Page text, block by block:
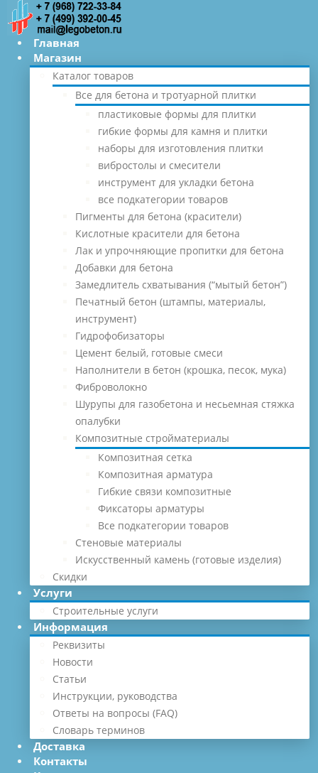
Главная
Магазин
Каталог товаров
Все для бетона и тротуарной плитки
пластиковые формы для плитки
гибкие формы для камня и плитки
наборы для изготовления плитки
вибростолы и смесители
инструмент для укладки бетона
все подкатегории товаров
Пигменты для бетона (красители)
Кислотные красители для бетона
Лак и упрочняющие пропитки для бетона
Добавки для бетона
Замедлитель схватывания (“мытый бетон”)
Печатный бетон (штампы, материалы,
инструмент)
Гидрофобизаторы
Цемент белый, готовые смеси
Наполнители в бетон (крошка, песок, мука)
Фиброволокно
Шурупы для газобетона и несьемная стяжка
опалубки
Композитные стройматериалы
Композитная сетка
Композитная арматура
Гибкие связи композитные
Фиксаторы арматуры
Все подкатегории товаров
Стеновые материалы
Искусственный камень (готовые изделия)
Скидки
Услуги
Строительные услуги
Информация
Реквизиты
Новости
Статьи
Инструкции, руководства
Ответы на вопросы (FAQ)
Словарь терминов
Доставка
Контакты